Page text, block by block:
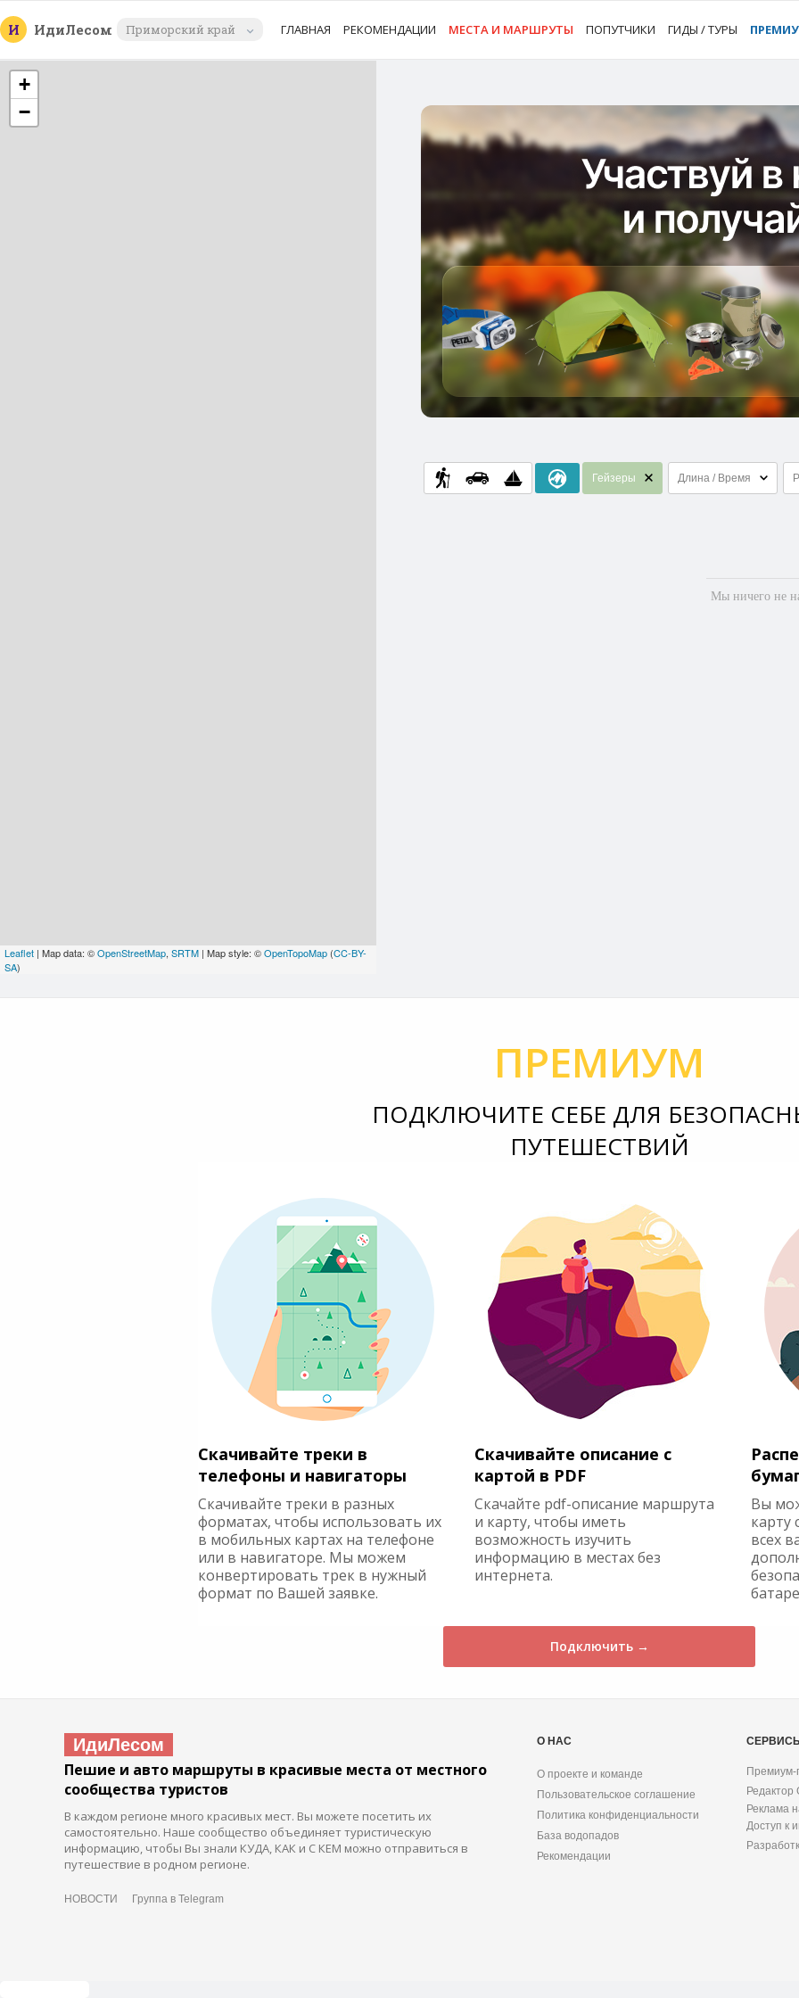
И ИдиЛесом Приморский край ГЛАВНАЯ РЕКОМЕНДАЦИИ МЕСТА И МАРШРУТЫ ПОПУТЧИКИ ГИДЫ / ТУРЫ
+
−
Leaflet | Map data: ©OpenStreetMap, SRTM | Map style: ©OpenTopoMap (CC-BY-
SA)
Гейзеры Длина / Время
Мы ничего не
ПРЕМИУМ
ПОДКЛЮЧИТЕ СЕБЕ ДЛЯ
ПУТЕШЕСТВИЙ
Скачивайте треки в
телефоны и навигаторы
Скачивайте треки в разных
форматах, чтобы использовать их
в мобильных картах на телефоне
или в навигаторе. Мы можем
конвертировать трек в нужный
формат по Вашей заявке.
Скачивайте описание с
картой в PDF
Скачайте pdf-описание маршрута
и карту, чтобы иметь
возможность изучить
информацию в местах без
интернета.
Вы
карту
всех
Подключить →
ИдиЛесом
Пешие и авто маршруты в красивые места от местного
сообщества туристов
В каждом регионе много красивых мест. Вы можете посетить их
самостоятельно. Наше сообщество объединяет туристическую
информацию, чтобы Вы знали КУДА, КАК и С КЕМ можно отправиться в
путешествие в родном регионе.
НОВОСТИ Группа в Telegram
О НАС
О проекте и команде
Пользовательское соглашение
Политика конфиденциальности
База водопадов
Рекомендации
Премиум-
Редактор
Реклама
Доступ к